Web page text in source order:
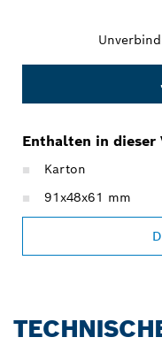
Enthalten in dieser
Karton
91x48x61 mm